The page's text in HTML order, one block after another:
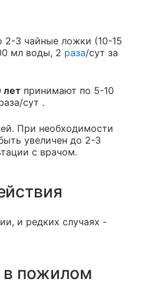
2-3 чайные ложки (10-15
мл воды, 2 раза/сут за
лет принимают по 5-10
сут .
При необходимости
увеличен до 2-3
с врачом.
и редких случаях -
в пожилом